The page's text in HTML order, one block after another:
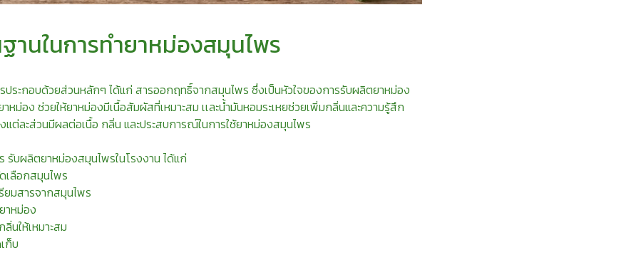
นในการทำยาหม่องสมุนไพร
ประกอบด้วยส่วนหลักๆ ได้แก่ สารออกฤทธิ์จากสมุนไพร ซึ่งเป็นหัวใจของการรับผลิตยาหม่อง
หม่อง ช่วยให้ยาหม่องมีเนื้อสัมผัสที่เหมาะสม เเละน้ำมันหอมระเหยช่วยเพิ่มกลิ่นและความรู้สึก
ต่ละส่วนมีผลต่อเนื้อ กลิ่น และประสบการณ์ในการใช้ยาหม่องสมุนไพร
บผลิตยาหม่องสมุนไพรในโรงงาน ได้แก่
เลือกสมุนไพร
ยมสารจากสมุนไพร
าหม่อง
นให้เหมาะสม
ก็บ